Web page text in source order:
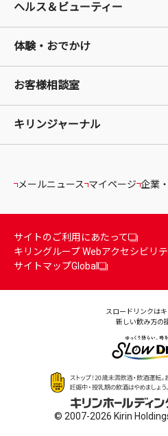
ヘルス＆ビューティー
体験・おでかけ
お客様相談室
キリンジャーナル
メールニュース マイページ 企業
サイトのご利用にあたって
キリングループ Webアクセシビリ
サイトマップGlobal
スロードリンクは
新しい飲み方の
© 2007-2026 Kirin